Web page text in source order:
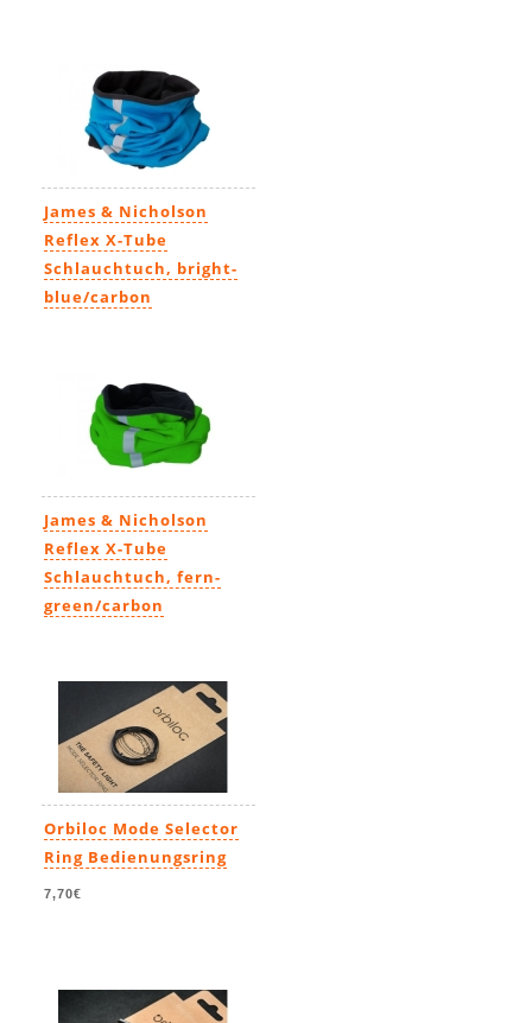
James & Nicholson
Reflex X-Tube
Schlauchtuch, bright-
blue/carbon
James & Nicholson
Reflex X-Tube
Schlauchtuch, fern-
green/carbon
Orbiloc Mode Selector
Ring Bedienungsring
7,70€